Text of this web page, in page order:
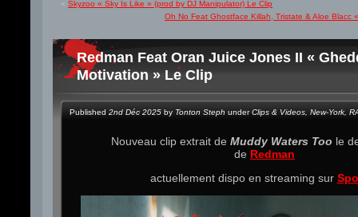
« Skyzoo « Sky Is Like » (prod by DJ Manipulator) Le Clip
Oh No Feat Ghostface Killah, Tristate & Aloe Blacc
Redman Feat Oran Juice Jones II «
Motivation » Le Clip
Published 2nd Déc 2025 by Tonton Steph underClips & Videos New-York
Nouveau clip extrait de Muddy Waters Too le
de Redman
actuellement dispo en streaming sur